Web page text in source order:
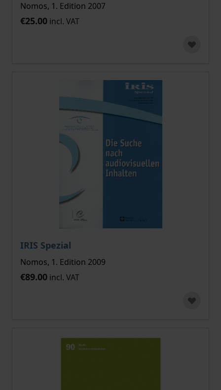
Nomos, 1. Edition 2007
€25.00 incl. VAT
IRIS Spezial
Nomos, 1. Edition 2009
€89.00 incl. VAT